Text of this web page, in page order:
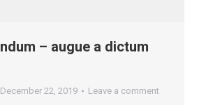
– augue a dictum
December 22, 2019 Leave a comment